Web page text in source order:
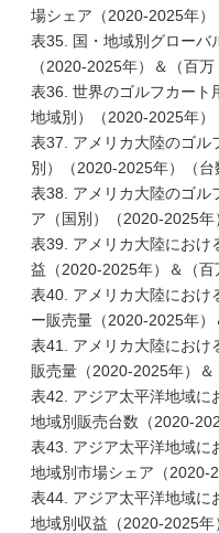
場シェア（2020-2025年）
表35. 国・地域別グローバ
（2020-2025年）＆（百万
表36. 世界のゴルフカート
地域別）（2020-2025年）
表37. アメリカ大陸のゴル
別）（2020-2025年）（台
表38. アメリカ大陸のゴル
ア（国別）（2020-2025年
表39. アメリカ大陸におけ
益（2020-2025年）＆（百
表40. アメリカ大陸におけ
ー販売量（2020-2025年）
表41. アメリカ大陸におけ
販売量（2020-2025年）＆
表42. アジア太平洋地域に
地域別販売台数（2020-
表43. アジア太平洋地域に
地域別市場シェア（2020-
表44. アジア太平洋地域に
地域別収益（2020-2025年